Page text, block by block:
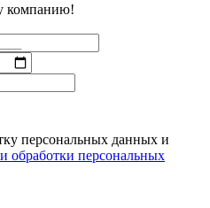
компанию!
персональных данных и
обработки персональных